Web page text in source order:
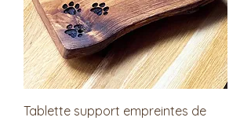
Tablette support empreintes de